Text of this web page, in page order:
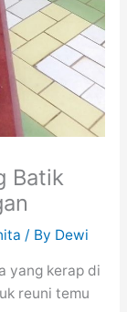
Batik
/ By Dewi
yang kerap di
reuni temu